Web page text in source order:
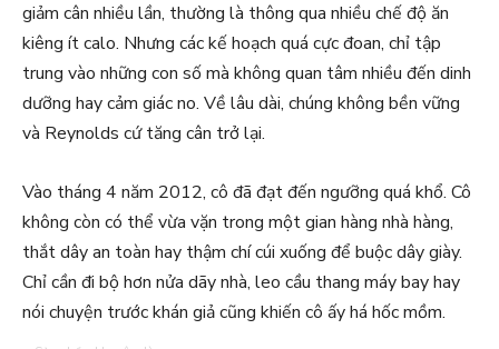
giảm cân nhiều lần, thường là thông qua nhiều chế độ ăn
kiêng ít calo. Nhưng các kế hoạch quá cực đoan, chỉ tập
trung vào những con số mà không quan tâm nhiều đến dinh
dưỡng hay cảm giác no. Về lâu dài, chúng không bền vững
và Reynolds cứ tăng cân trở lại.
Vào tháng 4 năm 2012, cô đã đạt đến ngưỡng quá khổ. Cô
không còn có thể vừa vặn trong một gian hàng nhà hàng,
thắt dây an toàn hay thậm chí cúi xuống để buộc dây giày.
Chỉ cần đi bộ hơn nửa dãy nhà, leo cầu thang máy bay hay
nói chuyện trước khán giả cũng khiến cô ấy há hốc mồm.